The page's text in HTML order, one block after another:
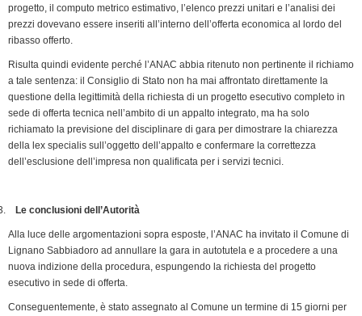
progetto, il computo metrico estimativo, l’elenco prezzi unitari e l’analisi dei
prezzi dovevano essere inseriti all’interno dell’offerta economica al lordo del
ribasso offerto.
Risulta quindi evidente perché l’ANAC abbia ritenuto non pertinente il richiamo
a tale sentenza: il Consiglio di Stato non ha mai affrontato direttamente la
questione della legittimità della richiesta di un progetto esecutivo completo in
sede di offerta tecnica nell’ambito di un appalto integrato, ma ha solo
richiamato la previsione del disciplinare di gara per dimostrare la chiarezza
della lex specialis sull’oggetto dell’appalto e confermare la correttezza
dell’esclusione dell’impresa non qualificata per i servizi tecnici.
Le conclusioni dell’Autorità
Alla luce delle argomentazioni sopra esposte, l’ANAC ha invitato il Comune di
Lignano Sabbiadoro ad annullare la gara in autotutela e a procedere a una
nuova indizione della procedura, espungendo la richiesta del progetto
esecutivo in sede di offerta.
Conseguentemente, è stato assegnato al Comune un termine di 15 giorni per